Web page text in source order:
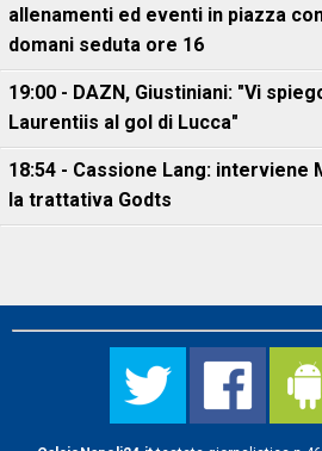
allenamenti ed eventi in piazza
domani seduta ore 16
19:00 - DAZN, Giustiniani: "Vi
Laurentiis al gol di Lucca"
18:54 - Cassione Lang: interviene
la trattativa Godts